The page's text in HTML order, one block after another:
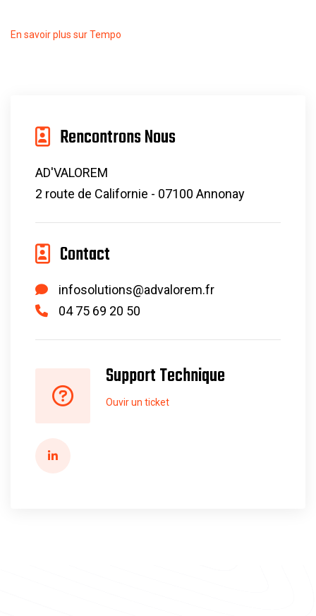
En savoir plus sur Tempo
Rencontrons Nous
AD'VALOREM
2 route de Californie - 07100 Annonay
Contact
infosolutions@advalorem.fr
04 75 69 20 50
Support Technique
Ouvir un ticket